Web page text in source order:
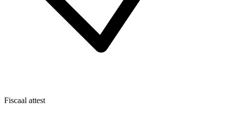
Fiscaal attest